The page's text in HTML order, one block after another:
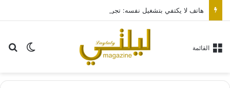
الوضع القائمة